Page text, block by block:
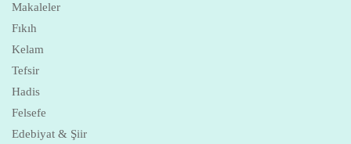
Makaleler
Fıkıh
Kelam
Tefsir
Hadis
Felsefe
Edebiyat & Şiir